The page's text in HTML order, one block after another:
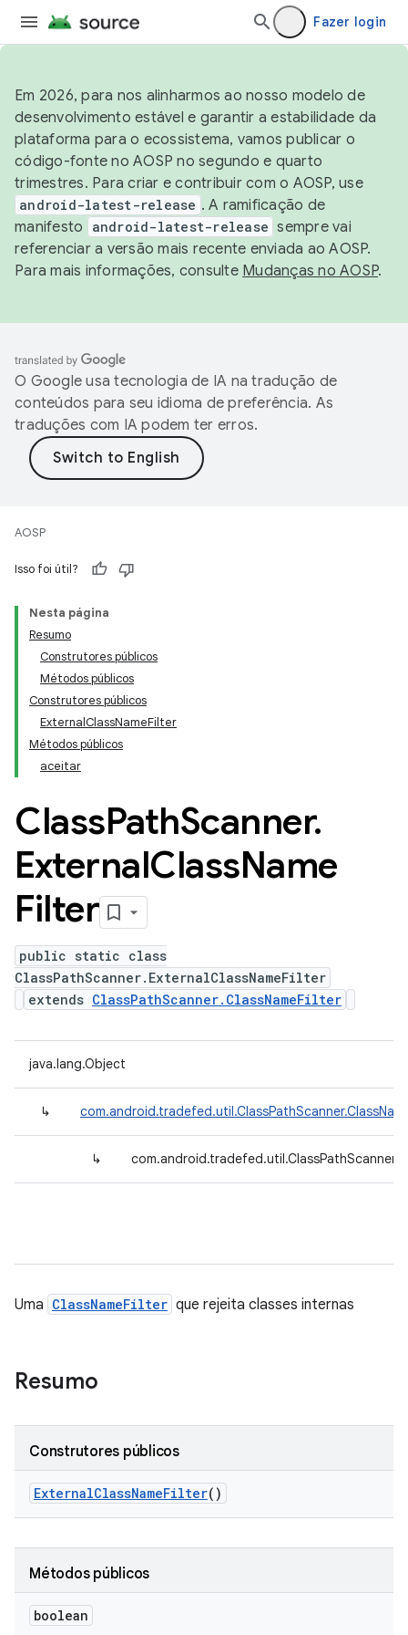
Fazer login
Em 2026, para nos alinharmos ao nosso modelo de
desenvolvimento estável e garantir a estabilidade da
plataforma para o ecossistema, vamos publicar o
código-fonte no AOSP no segundo e quarto
trimestres. Para criar e contribuir com o AOSP, use
android-latest-release . A ramificação de
manifesto
android-latest-release sempre vai
referenciar a versão mais recente enviada ao AOSP.
Para mais informações, consulte Mudanças no AOSP.
O Google usa tecnologia de IA na tradução de
conteúdos para seu idioma de preferência. As
traduções com IA podem ter erros.
AOSP
Isso foi útil?
Nesta página
Resumo
Construtores públicos
Métodos públicos
Construtores públicos
ExternalClassNameFilter
Métodos públicos
aceitar
ClassPathScanner.
ExternalClassName
Filter
public static class
ClassPathScanner.ExternalClassNameFilter
extends ClassPathScanner.ClassNameFilter
java.lang.Object
↳
↳
Uma ClassNameFilter que rejeita classes internas
Resumo
Construtores públicos
ExternalClassNameFilter()
Métodos públicos
boolean